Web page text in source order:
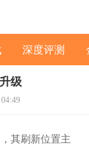
深度评测
级
其刷新位置主